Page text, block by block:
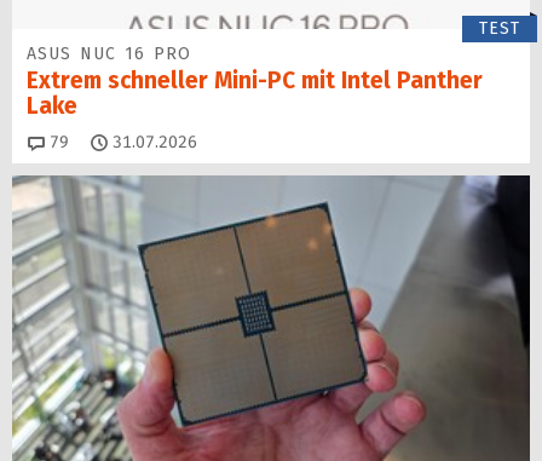
TEST
ASUS NUC 16 PRO
Extrem schneller Mini-PC mit Intel Panther
Lake
79 Kommentare
31.07.2026